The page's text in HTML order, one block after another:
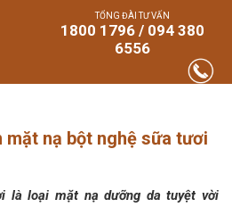
TỔNG ĐÀI TƯ VẤN
1800 1796 / 094 380
6556
mặt nạ bột nghệ sữa tươi
là loại mặt nạ dưỡng da tuyệt vời